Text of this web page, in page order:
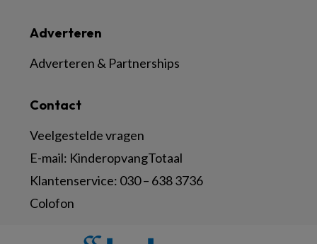
Contact
Veelgestelde vragen
E-mail: KinderopvangTotaal
Klantenservice: 030 – 638 3736
Colofon
Adverteren
Adverteren & Partnerships